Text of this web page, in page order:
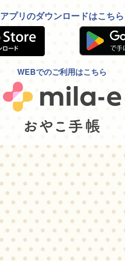
アプリのダウンロードはこちら
WEBでのご利用はこちら